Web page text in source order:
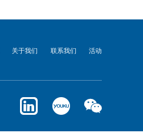
关于我们 联系我们 活动